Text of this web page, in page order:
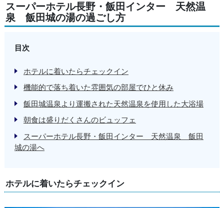
スーパーホテル長野・飯田インター 天然温
泉 飯田城の湯の過ごし方
目次
ホテルに着いたらチェックイン
機能的で落ち着いた雰囲気の部屋でひと休み
飯田城温泉より運搬された天然温泉を使用した大浴場
朝食は盛りだくさんのビュッフェ
スーパーホテル長野・飯田インター 天然温泉 飯田
城の湯へ
ホテルに着いたらチェックイン